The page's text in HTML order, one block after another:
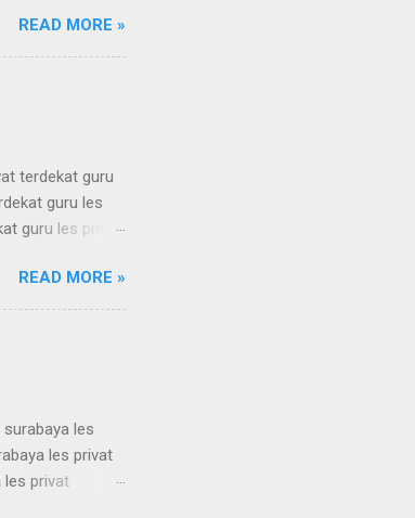
ui bimbel
simak ui
ui bimbel
READ MORE »
terdekat guru
guru les
guru les privat
les privat
les privat
les privat
READ MORE »
les
les privat
les privat